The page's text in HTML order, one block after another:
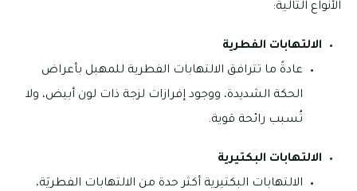
الأنواع التالية:
الالتهابات الفطرية
عادةً ما تترافق الالتهابات الفطرية للمهبل بأعراض
الحكة الشديدة، ووجود إفرازات لزجة ذات لون أبيض، ولا
تُسبب رائحة قوية.
الالتهابات البكتيرية
الالتهابات البكتيرية أكثر حدة من الالتهابات الفطريَة،